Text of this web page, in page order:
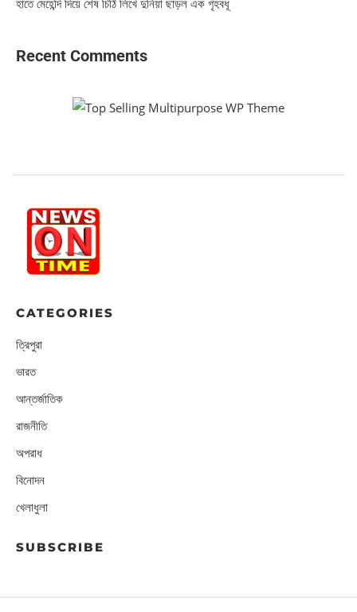
Recent Comments
CATEGORIES
ত্রিপুরা
ভারত
আন্তর্জাতিক
রাজনীতি
অপরাধ
বিনোদন
খেলাধুলা
SUBSCRIBE